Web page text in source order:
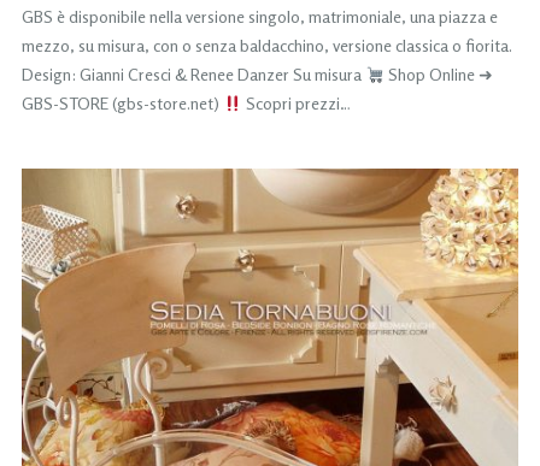
GBS è disponibile nella versione singolo, matrimoniale, una piazza e
mezzo, su misura, con o senza baldacchino, versione classica o fiorita.
Design: Gianni Cresci & Renee Danzer Su misura
Shop Online ➜
GBS-STORE (gbs-store.net)
Scopri prezzi…